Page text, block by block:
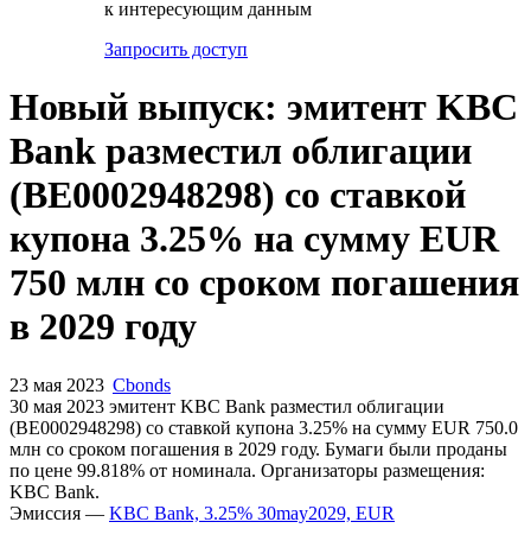
к интересующим данным
Запросить доступ
Новый выпуск: эмитент KBC
Bank разместил облигации
(BE0002948298) со ставкой
купона 3.25% на сумму EUR
750 млн со сроком погашения
в 2029 году
23 мая 2023 Cbonds
30 мая 2023 эмитент KBC Bank разместил облигации
(BE0002948298) cо ставкой купона 3.25% на сумму EUR 750.0
млн со сроком погашения в 2029 году. Бумаги были проданы
по цене 99.818% от номинала. Организаторы размещения:
KBC Bank.
Эмиссия — KBC Bank, 3.25% 30may2029, EUR